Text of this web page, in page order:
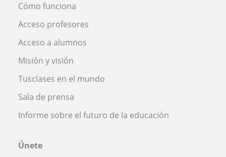
Cómo funciona
Acceso profesores
Acceso a alumnos
Misión y visión
Tusclases en el mundo
Sala de prensa
Informe sobre el futuro de la educación
Únete